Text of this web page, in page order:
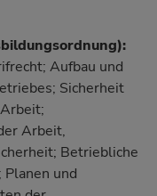
):
Aufbau und
Sicherheit
Arbeit,
Betriebliche
und